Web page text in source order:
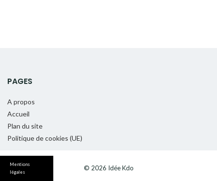
Mentions
légales
PAGES
A propos
Accueil
Plan du site
Politique de cookies (UE)
© 2026 Idée Kdo